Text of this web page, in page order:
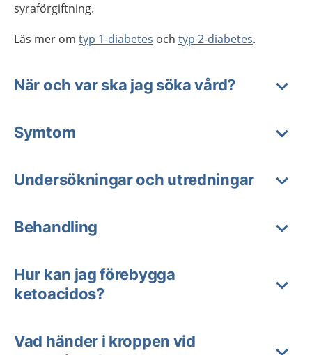
syraförgiftning.
Läs mer om typ 1-diabetes och typ 2-diabetes.
När och var ska jag söka vård?
Symtom
Undersökningar och utredningar
Behandling
Hur kan jag förebygga
ketoacidos?
Vad händer i kroppen vid